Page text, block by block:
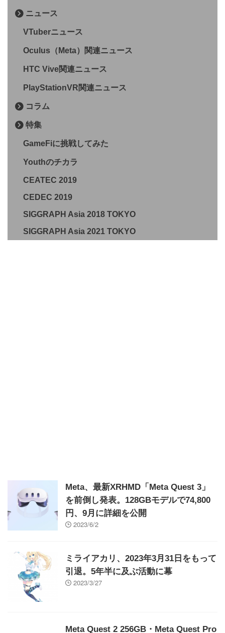
ニュース
VTuberニュース
Oculus（Meta）関連ニュース
HTC Vive関連ニュース
PlayStationVR関連ニュース
コラム
特集
GameFiに挑戦してみた
Youthのチカラ
CEATEC 2019
CEDEC 2019
SIGGRAPH Asia 2018 TOKYO
SIGGRAPH Asia 2021 TOKYO
Meta、最新XRHMD「Meta Quest 3」
を前倒し発表。128GBモデルで74,800
円、9月に詳細を公開
2023/6/2
ミライアカリ、2023年3月31日をもって
引退。5年半に及ぶ活動に幕
2023/3/27
Meta Quest 2 256GB・Meta Quest Pro